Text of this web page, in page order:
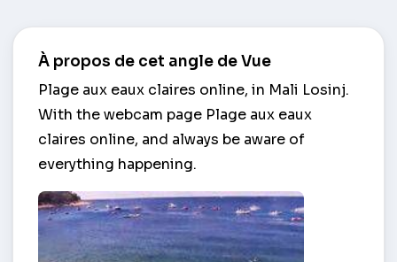
À propos de cet angle de Vue
Plage aux eaux claires online, in Mali Losinj.
With the webcam page Plage aux eaux
claires online, and always be aware of
everything happening.